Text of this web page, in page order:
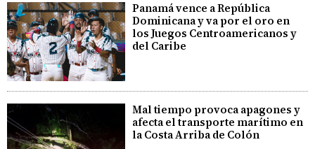
Panamá vence a República
Dominicana y va por el oro en
los Juegos Centroamericanos y
del Caribe
Mal tiempo provoca apagones y
afecta el transporte marítimo en
la Costa Arriba de Colón